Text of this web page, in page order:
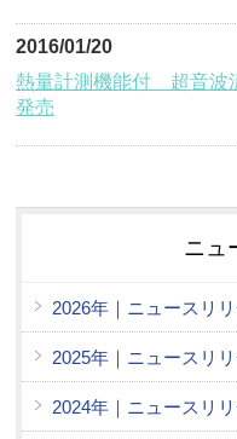
2016/01/20
熱量計測機能付 超音波
発売
ニュ
2026年｜ニュースリ
2025年｜ニュースリ
2024年｜ニュースリ